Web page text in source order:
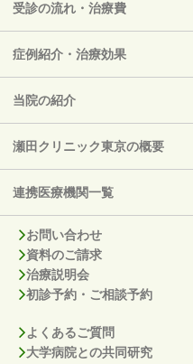
受診の流れ・治療費
症例紹介・治療効果
当院の紹介
瀬田クリニック東京の概要
連携医療機関一覧
お問い合わせ
資料のご請求
治療説明会
初診予約・ご相談予約
よくあるご質問
大学病院との共同研究